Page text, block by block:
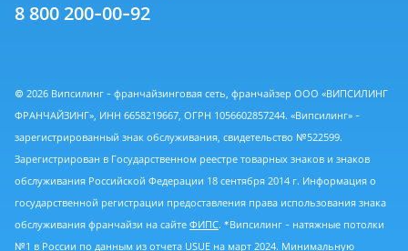
8 800 200-00-92
© 2026 Випсилинг - франчайзинговая сеть, франчайзер ООО «ВИПСИЛИНГ
ФРАНЧАЙЗИНГ», ИНН 6658219667, ОГРН 1056602857244. «Випсилинг» -
зарегистрированный знак обслуживания, свидетельство №522599.
Зарегистрирован в Государственном реестре товарных знаков и знаков
обслуживания Российской Федерации 18 сентября 2014 г. Информация о
государственной регистрации предоставления права использования знака
обслуживания франчайзи на сайте ФИПС. *Випсилинг - натяжные потолки
№1 в России по данным из отчета USUE на март 2024. Минимальную